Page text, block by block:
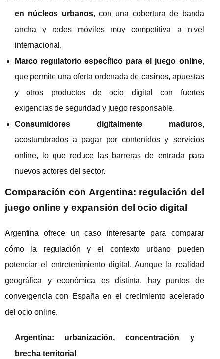
en núcleos urbanos, con una cobertura de banda
ancha y redes móviles muy competitiva a nivel
internacional.
Marco regulatorio específico para el juego online,
que permite una oferta ordenada de casinos, apuestas
y otros productos de ocio digital con fuertes
exigencias de seguridad y juego responsable.
Consumidores digitalmente maduros,
acostumbrados a pagar por contenidos y servicios
online, lo que reduce las barreras de entrada para
nuevos actores del sector.
Comparación con Argentina: regulación del
juego online y expansión del ocio digital
Argentina ofrece un caso interesante para comparar
cómo la regulación y el contexto urbano pueden
potenciar el entretenimiento digital. Aunque la realidad
geográfica y económica es distinta, hay puntos de
convergencia con España en el crecimiento acelerado
del ocio online.
Argentina: urbanización, concentración y
brecha territorial